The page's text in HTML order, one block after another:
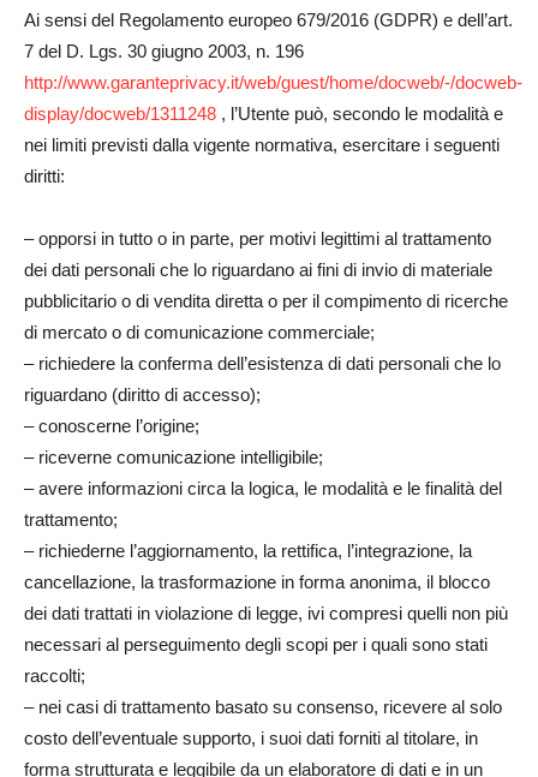
Ai sensi del Regolamento europeo 679/2016 (GDPR) e dell’art.
7 del D. Lgs. 30 giugno 2003, n. 196
http://www.garanteprivacy.it/web/guest/home/docweb/-/docweb-
display/docweb/1311248 , l’Utente può, secondo le modalità e
nei limiti previsti dalla vigente normativa, esercitare i seguenti
diritti:
– opporsi in tutto o in parte, per motivi legittimi al trattamento
dei dati personali che lo riguardano ai fini di invio di materiale
pubblicitario o di vendita diretta o per il compimento di ricerche
di mercato o di comunicazione commerciale;
– richiedere la conferma dell’esistenza di dati personali che lo
riguardano (diritto di accesso);
– conoscerne l’origine;
– riceverne comunicazione intelligibile;
– avere informazioni circa la logica, le modalità e le finalità del
trattamento;
– richiederne l’aggiornamento, la rettifica, l’integrazione, la
cancellazione, la trasformazione in forma anonima, il blocco
dei dati trattati in violazione di legge, ivi compresi quelli non più
necessari al perseguimento degli scopi per i quali sono stati
raccolti;
– nei casi di trattamento basato su consenso, ricevere al solo
costo dell’eventuale supporto, i suoi dati forniti al titolare, in
forma strutturata e leggibile da un elaboratore di dati e in un